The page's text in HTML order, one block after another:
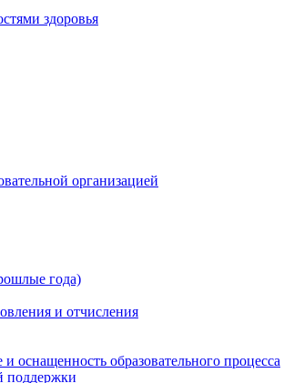
здоровья
организацией
года)
и отчисления
оснащенность образовательного процесса
поддержки